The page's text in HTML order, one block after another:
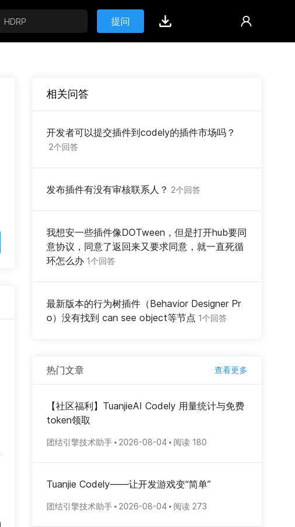
提问
相关问答
开发者可以提交插件到codely的插件市场吗？
2个回答
发布插件有没有审核联系人？ 2个回答
我想安一些插件像DOTween，但是打开hub要同
意协议，同意了返回来又要求同意，就一直死循
环怎么办 1个回答
最新版本的行为树插件（Behavior Designer Pr
o）没有找到 can see object等节点 1个回答
热门文章 查看更多
【社区福利】TuanjieAI Codely 用量统计与免费
token领取
团结引擎技术助手 2026-08-04 阅读 180
Tuanjie Codely——让开发游戏变“简单”
团结引擎技术助手 2026-08-04 阅读 273